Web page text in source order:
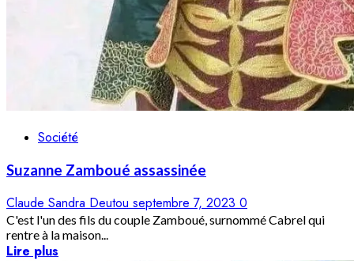
Société
Suzanne Zamboué assassinée
Claude Sandra Deutou septembre 7, 2023 0
C'est l'un des fils du couple Zamboué, surnommé Cabrel qui
rentre à la maison...
Lire plus